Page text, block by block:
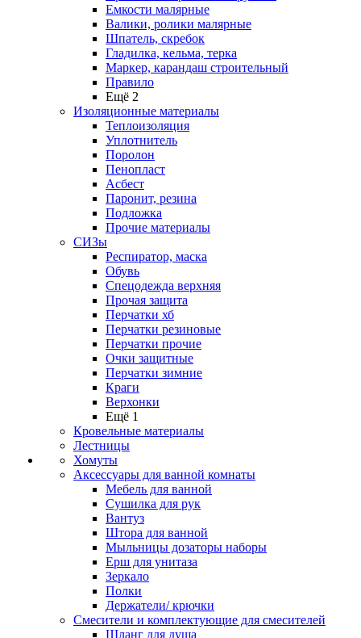
Емкости малярные
Валики, ролики малярные
Шпатель, скребок
Гладилка, кельма, терка
Маркер, карандаш строительный
Правило
Ещё 2
Изоляционные материалы
Теплоизоляция
Уплотнитель
Поролон
Пенопласт
Асбест
Паронит, резина
Подложка
Прочие материалы
СИЗы
Респиратор, маска
Обувь
Спецодежда верхняя
Прочая защита
Перчатки хб
Перчатки резиновые
Перчатки прочие
Очки защитные
Перчатки зимние
Краги
Верхонки
Ещё 1
Кровельные материалы
Лестницы
Хомуты
Аксессуары для ванной комнаты
Мебель для ванной
Сушилка для рук
Вантуз
Штора для ванной
Мыльницы дозаторы наборы
Ерш для унитаза
Зеркало
Полки
Держатели/ крючки
Смесители и комплектующие для смесителей
Шланг для душа